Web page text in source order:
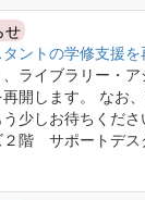
せ
ントの学修支援
ライブラリー・ア
開します。 なお
少しお待ちくだ
２階 サポートデス